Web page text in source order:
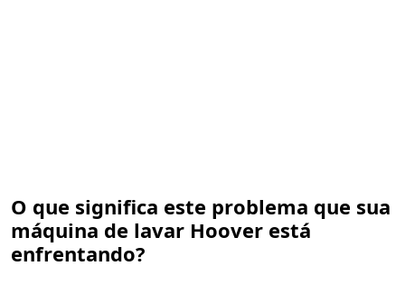
O que significa este problema que sua
máquina de lavar Hoover está
enfrentando?